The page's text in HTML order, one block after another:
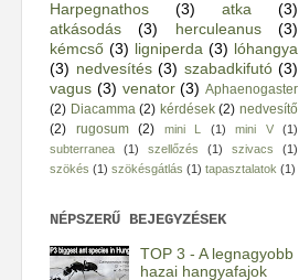
Harpegnathos
(3) atka
(3)
atkásodás
(3) herculeanus
(3)
kémcső (3) ligniperda (3) lóhangya
(3) nedvesítés (3) szabadkifutó (3)
vagus (3) venator (3) Aphaenogaster
(2) Diacamma (2) kérdések (2) nedvesítő
(2)
rugosum (2) mini L (1) mini V
(1)
subterranea
(1) szellőzés (1) szivacs
(1)
szökés (1) szökésgátlás (1) tapasztalatok (1)
NÉPSZERŰ BEJEGYZÉSEK
TOP 3 - A legnagyobb
hazai hangyafajok